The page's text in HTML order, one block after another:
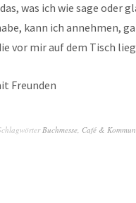
was ich wie sage oder
kann ich annehmen,
vor mir auf dem Tisch
Freunden
Buchmesse, Café &